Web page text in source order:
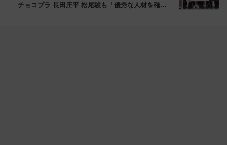
チョコプラ 長田庄平 松尾駿も「優秀な人材を確保